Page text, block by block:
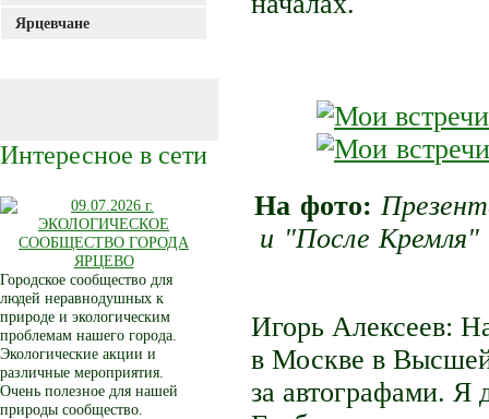
На фото:
и "После Кремля"
Игорь Алексеев:
в Москве в
за автографами. Я
Ярцевчане
Интересное в сети
Городское сообщество для
людей неравнодушных к
природе и экологическим
проблемам нашего города.
Экологические акции и
различные мероприятия.
Очень полезное для нашей
природы сообщество.